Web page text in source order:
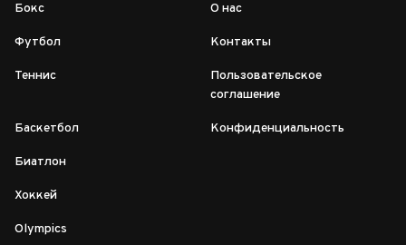
Бокс
Футбол
Теннис
Баскетбол
Биатлон
Хоккей
Olympics
О нас
Контакты
Пользовательское
соглашение
Конфиденциальность